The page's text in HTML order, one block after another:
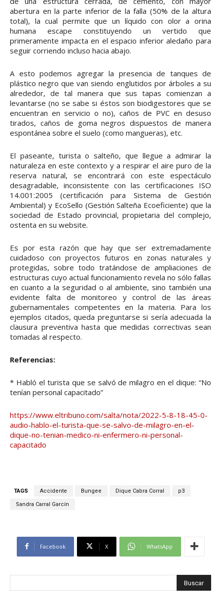
abertura en la parte inferior de la falla (50% de la altura
total), la cual permite que un líquido con olor a orina
humana escape constituyendo un vertido que
primeramente impacta en el espacio inferior aledaño para
seguir corriendo incluso hacia abajo.
A esto podemos agregar la presencia de tanques de
plástico negro que van siendo englutidos por árboles a su
alrededor, de tal manera que sus tapas comienzan a
levantarse (no se sabe si éstos son biodigestores que se
encuentran en servicio o no), caños de PVC en desuso
tirados, caños de goma negros dispuestos de manera
espontánea sobre el suelo (como mangueras), etc.
El paseante, turista o salteño, que llegue a admirar la
naturaleza en este contexto y a respirar el aire puro de la
reserva natural, se encontrará con este espectáculo
desagradable, inconsistente con las certificaciones ISO
14.001:2005 (certificación para Sistema de Gestión
Ambiental) y EcoSello (Gestión Salteña Ecoeficiente) que la
sociedad de Estado provincial, propietaria del complejo,
ostenta en su website.
Es por esta razón que hay que ser extremadamente
cuidadoso con proyectos futuros en zonas naturales y
protegidas, sobre todo tratándose de ampliaciones de
estructuras cuyo actual funcionamiento revela no sólo fallas
en cuanto a la seguridad o al ambiente, sino también una
evidente falta de monitoreo y control de las áreas
gubernamentales competentes en la materia. Para los
ejemplos citados, queda preguntarse si sería adecuada la
clausura preventiva hasta que medidas correctivas sean
tomadas al respecto.
Referencias:
* Habló el turista que se salvó de milagro en el dique: “No
tenían personal capacitado”
https://www.eltribuno.com/salta/nota/2022-5-8-18-45-0-
audio-hablo-el-turista-que-se-salvo-de-milagro-en-el-
dique-no-tenian-medico-ni-enfermero-ni-personal-
capacitado
TAGS Accidente Bungee Dique Cabra Corral p3
Sandra Carral Garcín
Facebook X WhatsApp